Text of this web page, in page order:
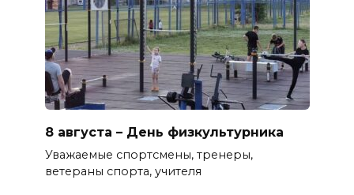
8 августа – День физкультурника
Уважаемые спортсмены, тренеры,
ветераны спорта, учителя